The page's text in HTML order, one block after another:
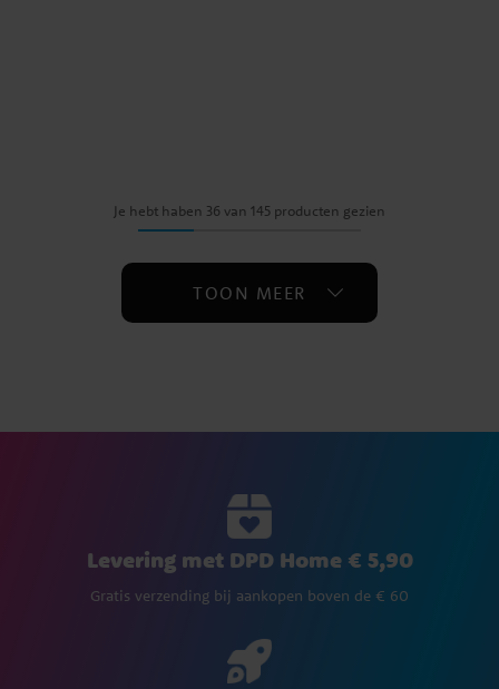
Je hebt haben 36 van 145 producten gezien
TOON MEER
Levering met DPD Home € 5,90
Gratis verzending bij aankopen boven de € 60